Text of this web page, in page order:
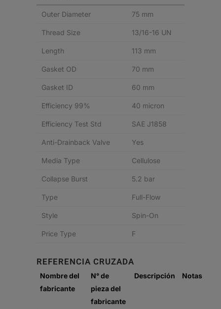
Outer Diameter 75 mm
Thread Size 13/16-16 UN
Length 113 mm
Gasket OD 70 mm
Gasket ID 60 mm
Efficiency 99% 40 micron
Efficiency Test Std SAE J1858
Anti-Drainback Valve Yes
Media Type Cellulose
Collapse Burst 5.2 bar
Type Full-Flow
Style Spin-On
Price Type F
REFERENCIA CRUZADA
Nombre del
fabricante
N° de
pieza del
fabricante
Descripción Notas